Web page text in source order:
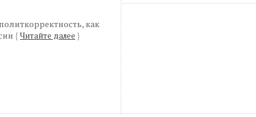
как
{ Читайте далее }